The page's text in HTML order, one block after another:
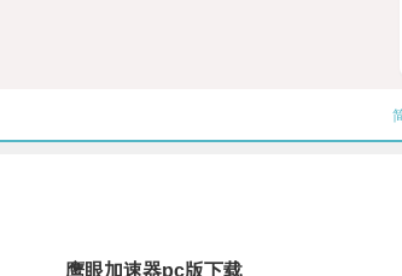
鹰眼加速器pc版下载